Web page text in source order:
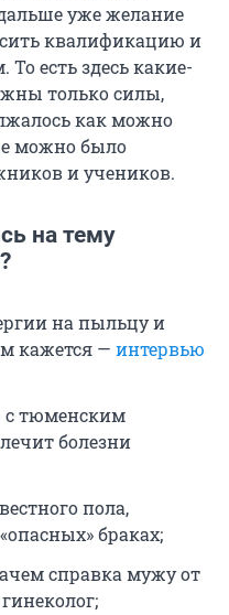
уже желание
квалификацию и
есть здесь какие-
только силы,
как можно
можно было
и учеников.
на тему
на пыльцу и
кажется — интервью
с тюменским
болезни
пола,
браках;
справка мужу от
гинеколог;